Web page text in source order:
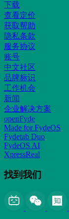
下载
查看定价
获取帮助
隐私条款
服务协议
账号
中文社区
品牌标识
工作机会
新闻
企业解决方案
openFyde
Made for FydeOS
Fydetab Duo
FydeOS AI
XpressReal
找到我们